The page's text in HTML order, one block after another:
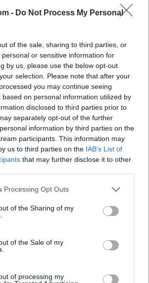
- Do Not Process My Personal
of the sale, sharing to third parties, or
or sensitive information for
by us, please use the below opt-out
selection. Please note that after your
you may continue seeing
based on personal information utilized by
disclosed to third parties prior to
separately opt-out of the further
information by third parties on the
participants. This information may
us to third parties on the IAB’s List of
that may further disclose it to other
website/app uses one or more Google
or usage behaviour. You may click to
to Google and its third-party tags to
specified purposes in below Google
Processing Opt Outs
of the Sharing of my
of the Sale of my
of processing my
kuuden sakkiin on
on haaveena. Mitalia sitä
niin se nousee mieleen
olo. Finaalipaikka on
kuin se oli kauteen lähtiessä.
ylärajoilla eli vaatii
radassa mitään vikaa ole.
vähän sumputtaa on toisen
ja kuudes joutuvat
selkää pystyyn. Keulassa
kun takaa lasketaan
tehdä ohituksia, jos joku
ja pääsee kohentamaan